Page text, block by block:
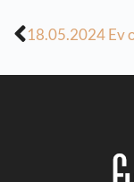
18.05.2024 Ev